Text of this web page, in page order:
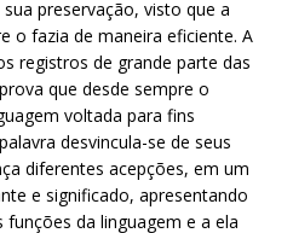
preservação, visto que a
o fazia de maneira eficiente. A
registros de grande parte das
que desde sempre o
voltada para fins
desvincula-se de seus
diferentes acepções, em um
e significado, apresentando
da linguagem e a ela